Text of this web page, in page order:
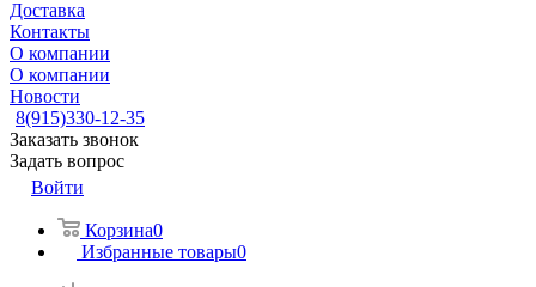
Доставка
Контакты
О компании
О компании
Новости
8(915)330-12-35
Заказать звонок
Задать вопрос
Войти
Корзина0
Избранные товары0